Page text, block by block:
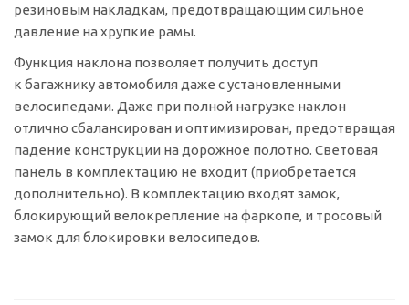
резиновым накладкам, предотвращающим сильное
давление на хрупкие рамы.
Функция наклона позволяет получить доступ
к багажнику автомобиля даже с установленными
велосипедами. Даже при полной нагрузке наклон
отлично сбалансирован и оптимизирован, предотвращая
падение конструкции на дорожное полотно. Световая
панель в комплектацию не входит (приобретается
дополнительно). В комплектацию входят замок,
блокирующий велокрепление на фаркопе, и тросовый
замок для блокировки велосипедов.